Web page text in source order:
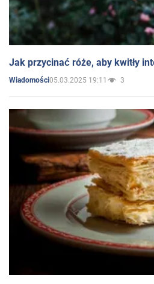
Jak przycinać róże, aby kwitły
Wiadomości05.03.2025 19:11 3